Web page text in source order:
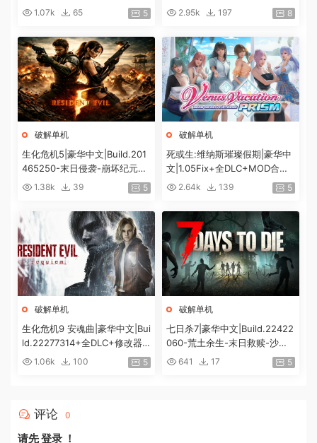
+预购特典+全DLC+修改器|解
1.07k 65 5
C+预购特典+全DLC+修改器|解
2.95k 197 8
破解单机
生化危机5|豪华中文|Build.201
465250-末日侵袭-崩坏纪元
+预购特典+全DLC-解锁全内
1.38k 39 5
破解单机
死或生:维纳斯璀璨假期|豪华中
文|1.05Fix+全DLC+MOD合集
+预购特典|解压即撸|[12G/百
2.64k 139 5
破解单机
生化危机9 安魂曲|豪华中文|Bui
ld.22277314+全DLC+修改器|
解压即撸|[74G/百度]
1.06k 100 5
破解单机
七日杀7|豪华中文|Build.22422
060-荒土余生-末日救赎-沙盒
+全DLC|解压即撸|
641 17 5
评论 0
请先登录 ！